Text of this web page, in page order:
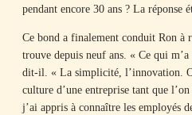
pendant encore 30 ans ? La réponse
Ce bond a finalement conduit Ron à
trouve depuis neuf ans. « Ce qui
dit-il. « La simplicité, l’innovation.
culture d’une entreprise tant que
j’ai appris à connaître les employés